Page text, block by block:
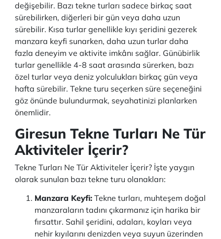
değişebilir. Bazı tekne turları sadece birkaç saat
sürebilirken, diğerleri bir gün veya daha uzun
sürebilir. Kısa turlar genellikle kıyı şeridini gezerek
manzara keyfi sunarken, daha uzun turlar daha
fazla deneyim ve aktivite imkânı sağlar. Günübirlik
turlar genellikle 4-8 saat arasında sürerken, bazı
özel turlar veya deniz yolculukları birkaç gün veya
hafta sürebilir. Tekne turu seçerken süre seçeneğini
göz önünde bulundurmak, seyahatinizi planlarken
önemlidir.
Giresun Tekne Turları Ne Tür
Aktiviteler İçerir?
Tekne Turları Ne Tür Aktiviteler İçerir? İşte yaygın
olarak sunulan bazı tekne turu olanakları:
Manzara Keyfi: Tekne turları, muhteşem doğal
manzaraların tadını çıkarmanız için harika bir
fırsattır. Sahil şeridini, adaları, koyları veya
nehir kıyılarını denizden veya suyun üzerinden